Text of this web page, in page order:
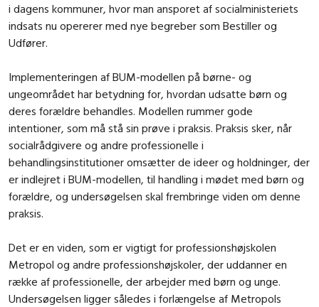
i dagens kommuner, hvor man ansporet af socialministeriets
indsats nu opererer med nye begreber som Bestiller og
Udfører.
Implementeringen af BUM-modellen på børne- og
ungeområdet har betydning for, hvordan udsatte børn og
deres forældre behandles. Modellen rummer gode
intentioner, som må stå sin prøve i praksis. Praksis sker, når
socialrådgivere og andre professionelle i
behandlingsinstitutioner omsætter de ideer og holdninger, der
er indlejret i BUM-modellen, til handling i mødet med børn og
forældre, og undersøgelsen skal frembringe viden om denne
praksis.
Det er en viden, som er vigtigt for professionshøjskolen
Metropol og andre professionshøjskoler, der uddanner en
række af professionelle, der arbejder med børn og unge.
Undersøgelsen ligger således i forlængelse af Metropols